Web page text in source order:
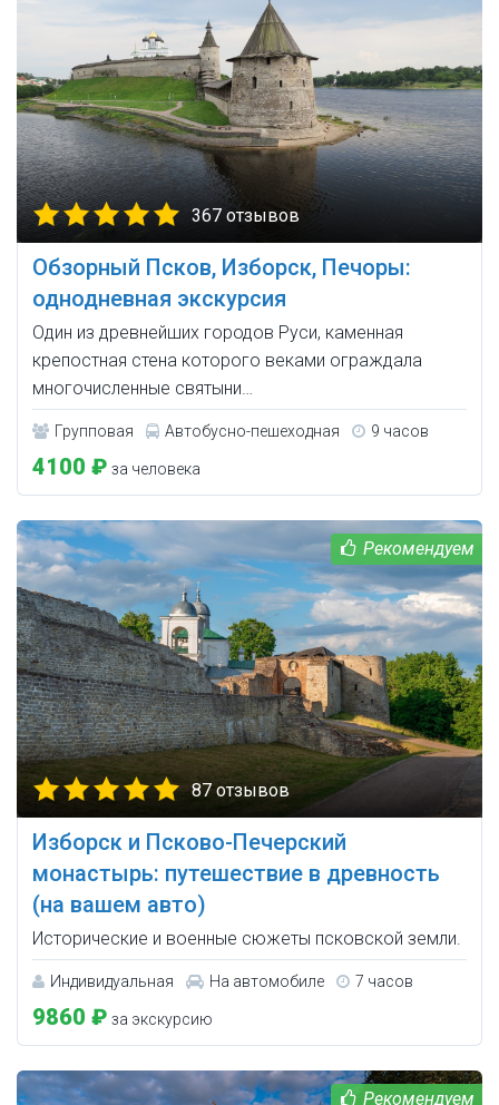
367 отзывов
Обзорный Псков, Изборск, Печоры:
однодневная экскурсия
Один из древнейших городов Руси, каменная
крепостная стена которого веками ограждала
многочисленные святыни…
Групповая Автобусно-пешеходная 9 часов
4100 ₽ за человека
87 отзывов
Изборск и Псково-Печерский
монастырь: путешествие в древность
(на вашем авто)
Исторические и военные сюжеты псковской земли.
Индивидуальная На автомобиле 7 часов
9860 ₽ за экскурсию